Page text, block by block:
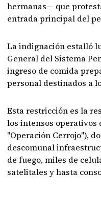
hermanas— que
entrada principal del
La indignación estalló
General del Sistema
ingreso de comida
personal destinados a
Esta restricción es la
los intensos operativos
"Operación Cerrojo"),
descomunal
de fuego, miles de
satelitales y hasta